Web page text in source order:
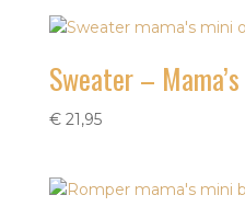
Sweater –
€21,95